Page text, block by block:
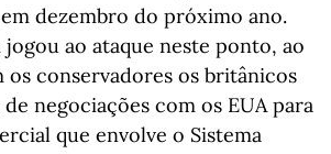
dezembro do próximo ano.
ao ataque neste ponto, ao
os conservadores os britânicos
negociações com os EUA para
que envolve o Sistema